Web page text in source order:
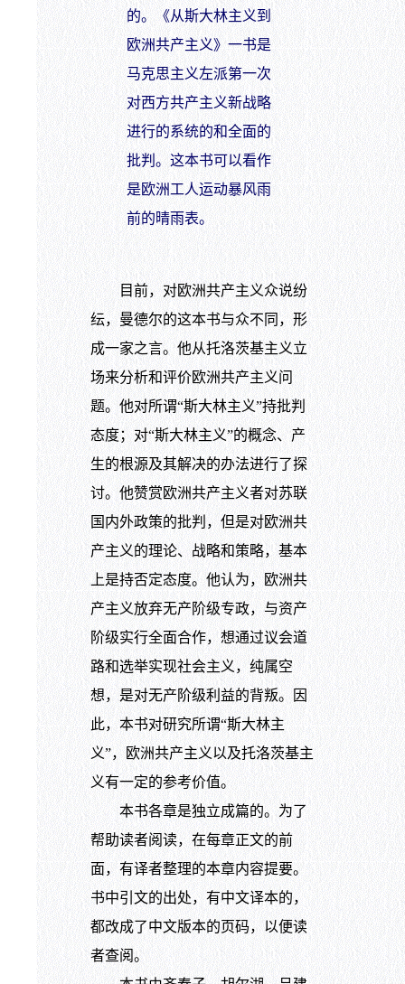
的。《从斯大林主义到
欧洲共产主义》一书是
马克思主义左派第一次
对西方共产主义新战略
进行的系统的和全面的
批判。这本书可以看作
是欧洲工人运动暴风雨
前的晴雨表。
目前，对欧洲共产主义众说纷
纭，曼德尔的这本书与众不同，形
成一家之言。他从托洛茨基主义立
场来分析和评价欧洲共产主义问
题。他对所谓“斯大林主义”持批判
态度；对“斯大林主义”的概念、产
生的根源及其解决的办法进行了探
讨。他赞赏欧洲共产主义者对苏联
国内外政策的批判，但是对欧洲共
产主义的理论、战略和策略，基本
上是持否定态度。他认为，欧洲共
产主义放弃无产阶级专政，与资产
阶级实行全面合作，想通过议会道
路和选举实现社会主义，纯属空
想，是对无产阶级利益的背叛。因
此，本书对研究所谓“斯大林主
义”，欧洲共产主义以及托洛茨基主
义有一定的参考价值。
本书各章是独立成篇的。为了
帮助读者阅读，在每章正文的前
面，有译者整理的本章内容提要。
书中引文的出处，有中文译本的，
都改成了中文版本的页码，以便读
者查阅。